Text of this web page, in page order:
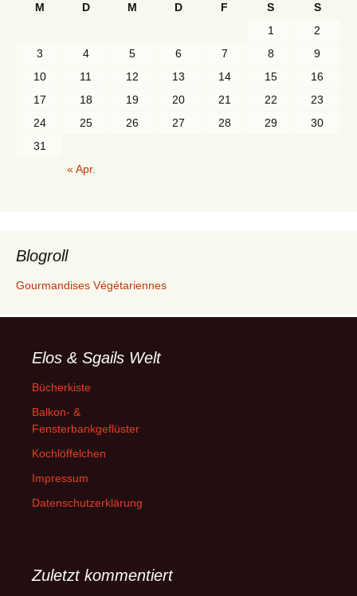
M
D M D F S
S
1
2
3
4 5 6 7 8
9
10
11 12 13 14 15
16
17
18 19 20 21 22
23
24
25 26 27 28 29
30
31
« Apr.
Blogroll
Gourmandises Végétariennes
Elos & Sgails Welt
Bücherkiste
Balkon- &
Fensterbankgeflüster
Kochlöffelchen
Impressum
Datenschutzerklärung
Zuletzt kommentiert